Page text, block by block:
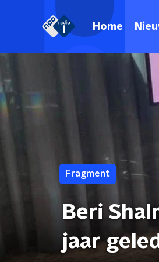
Home
Fragment
Beri
jaar